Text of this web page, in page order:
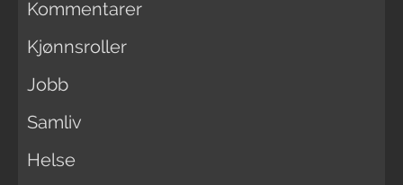
Kommentarer
Kjønnsroller
Jobb
Samliv
Helse